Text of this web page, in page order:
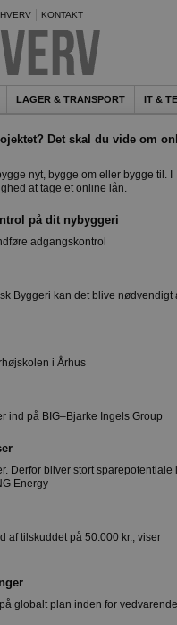
KONTAKT
LAGER & TRANSPORT IT &
Det skal du vide om
nyt, bygge om eller bygge til. I
at tage et online lån.
på dit nybyggeri
adgangskontrol
Byggeri kan det blive nødvendigt
i Århus
ind på BIG–Bjarke Ingels Group
Derfor bliver stort sparepotentiale
Energy
af tilskuddet på 50.000 kr., viser
globalt plan inden for vedvarende